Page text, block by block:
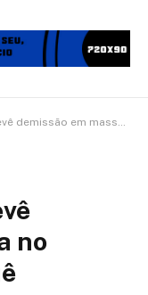
em massa no Brasil; saiba por quê
no